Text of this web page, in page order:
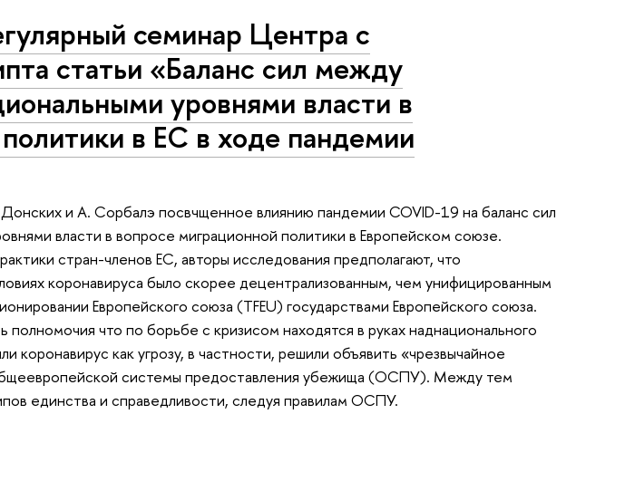
семинар Центра с
статьи «Баланс сил между
уровнями власти в
в ЕС в ходе пандемии
и А. Сорбалэ посвчщенное влиянию пандемии COVID-19 на баланс сил
власти в вопросе миграционной политики в Европейском союзе.
стран-членов ЕС, авторы исследования предполагают, что
коронавируса было скорее децентрализованным, чем унифицированным
Европейского союза (TFEU) государствами Европейского союза.
что по борьбе с кризисом находятся в руках наднационального
коронавирус как угрозу, в частности, решили объявить «чрезвычайное
системы предоставления убежища (ОСПУ). Между тем
единства и справедливости, следуя правилам ОСПУ.